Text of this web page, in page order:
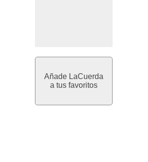
Añade LaCuerda
a tus favoritos